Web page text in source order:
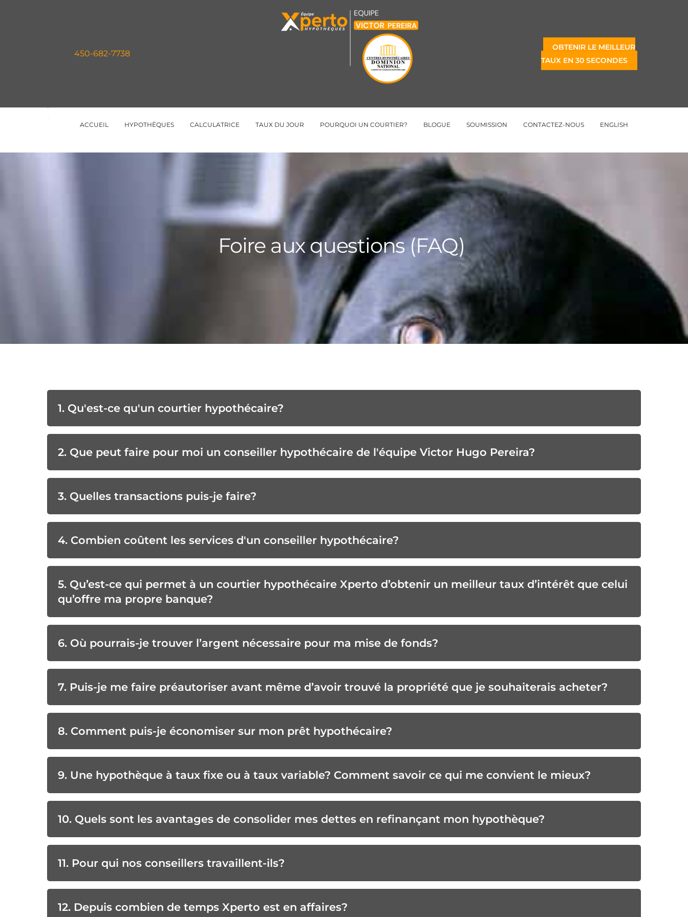
450-682-7738
OBTENIR LE MEILLEUR
TAUX EN 30 SECONDES
ACCUEIL HYPOTHÈQUES CALCULATRICE TAUX DU JOUR POURQUOI UN COURTIER? BLOGUE SOUMISSION CONTACTEZ-NOUS ENGLISH
Foire aux questions (FAQ)
1. Qu'est-ce qu'un courtier hypothécaire?
2. Que peut faire pour moi un conseiller hypothécaire de l'équipe Victor Hugo Pereira?
3. Quelles transactions puis-je faire?
4. Combien coûtent les services d'un conseiller hypothécaire?
5. Qu’est-ce qui permet à un courtier hypothécaire Xperto d’obtenir un meilleur taux d’intérêt que celui
qu’offre ma propre banque?
6. Où pourrais-je trouver l’argent nécessaire pour ma mise de fonds?
7. Puis-je me faire préautoriser avant même d’avoir trouvé la propriété que je souhaiterais acheter?
8. Comment puis-je économiser sur mon prêt hypothécaire?
9. Une hypothèque à taux fixe ou à taux variable? Comment savoir ce qui me convient le mieux?
10. Quels sont les avantages de consolider mes dettes en refinançant mon hypothèque?
11. Pour qui nos conseillers travaillent-ils?
12. Depuis combien de temps Xperto est en affaires?